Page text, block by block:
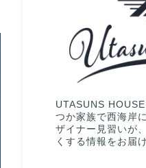
UTASUNS
つか家族で西海岸
ザイナー見習いが
くする情報をお届